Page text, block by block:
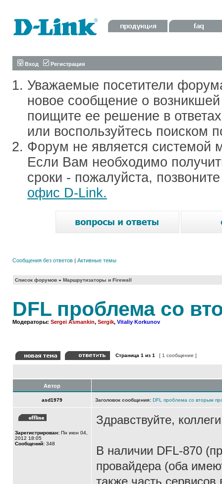
Вход Регистрация
Уважаемые посетители
новое сообщение о
поищите ее решение в
или воспользуйтесь поиском
Форум не является системой
Если Вам необходимо
сроки - пожалуйста,
офис D-Link.
Сообщения без ответов | Активные темы
Список форумов » Маршрутизаторы и Firewall
DFL проблема со
Модераторы: Sergei Asmankin, Sergik, Vitaliy Korkunov
Страница 1 из 1 [ 1 сообщение ]
Автор
asd1979 Заголовок сообщения: DFL проблема со вторым
Зарегистрирован: Пн июн 04,
2012 18:05
Сообщений: 348
Здравствуйте,
В наличии DFL-870
провайдера (оба
также часть